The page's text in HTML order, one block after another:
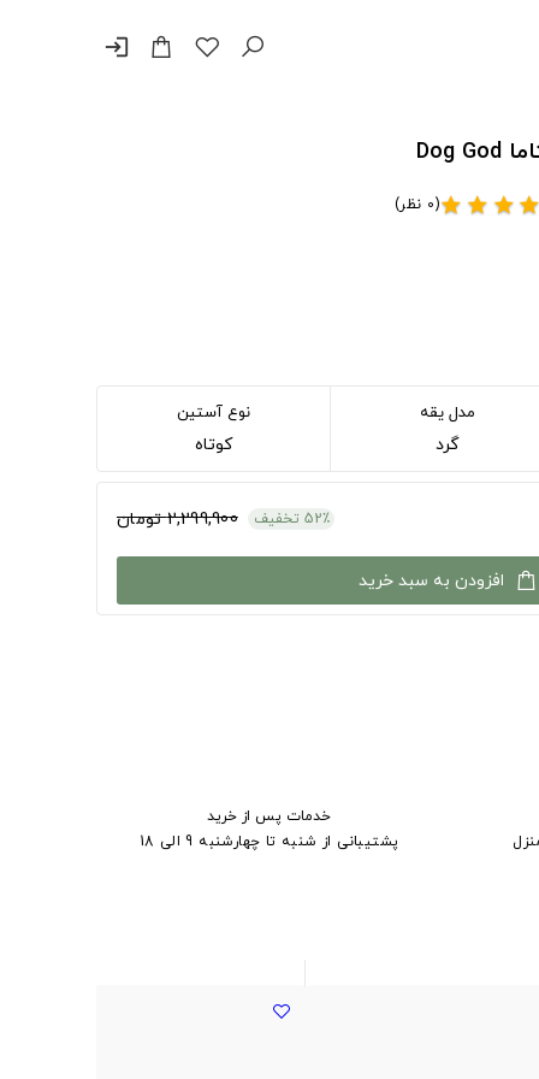
login
star
star
star
star(0 نظر)
مدل یقه
گرد
نوع آستین
کوتاه
52٪ تخفیف 2,299,900 تومان
افزودن به سبد خرید
خدمات پس از خرید
پشتیبانی از شنبه تا چهارشنبه 9 الی 18